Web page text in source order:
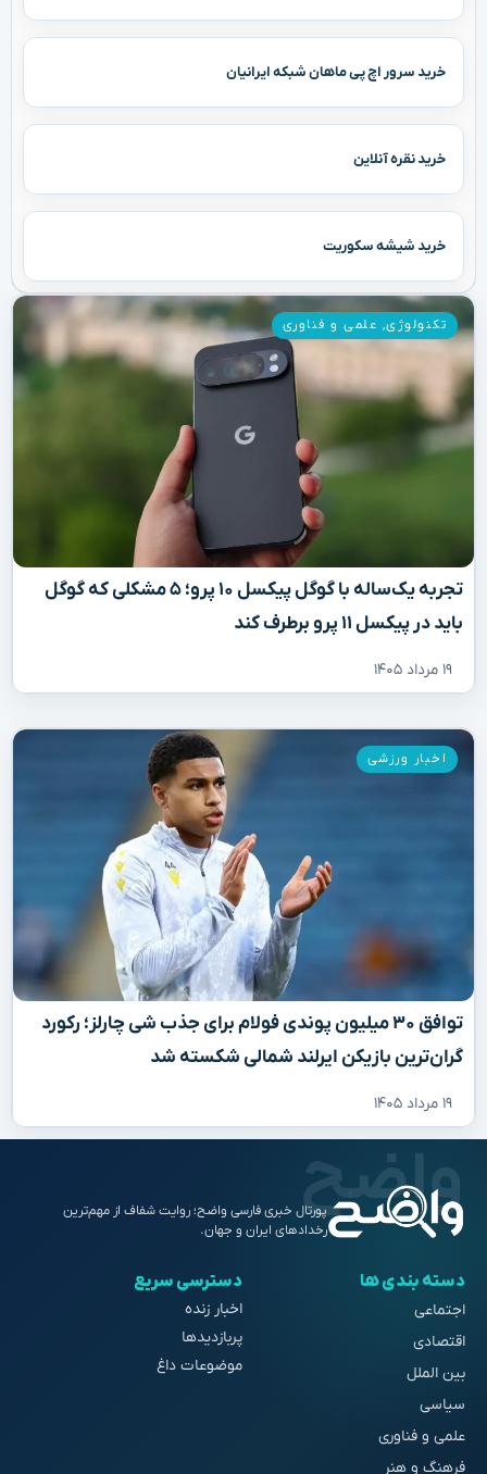
خرید سرور اچ پی ماهان شبکه ایرانیان
خرید نقره آنلاین
خرید شیشه سکوریت
تجربه یک‌ساله با گوگل پیکسل ۱۰ پرو؛ ۵ مشکلی که گوگل
باید در پیکسل ۱۱ پرو برطرف کند
۱۹ مرداد ۱۴۰۵
تکنولوژی, علمی و فناوری
توافق ۳۰ میلیون پوندی فولام برای جذب شی چارلز؛ رکورد
گران‌ترین بازیکن ایرلند شمالی شکسته شد
۱۹ مرداد ۱۴۰۵
اخبار ورزشی
پورتال خبری فارسی واضح؛ روایت شفاف از مهم‌ترین
رخدادهای ایران و جهان.
دسته بندی ها
اجتماعی
اقتصادی
بین الملل
سیاسی
علمی و فناوری
فرهنگ و هنر
دسترسی سریع
اخبار زنده
پربازدیدها
موضوعات داغ